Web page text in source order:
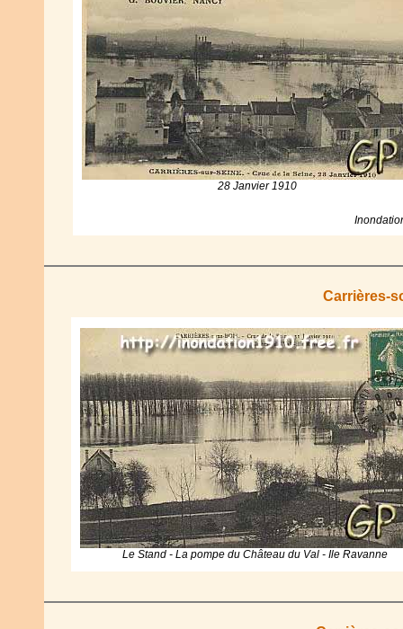
28 Janvier 1910
Carrières-
Le Stand - La pompe du Château du Val - Ile Ravanne